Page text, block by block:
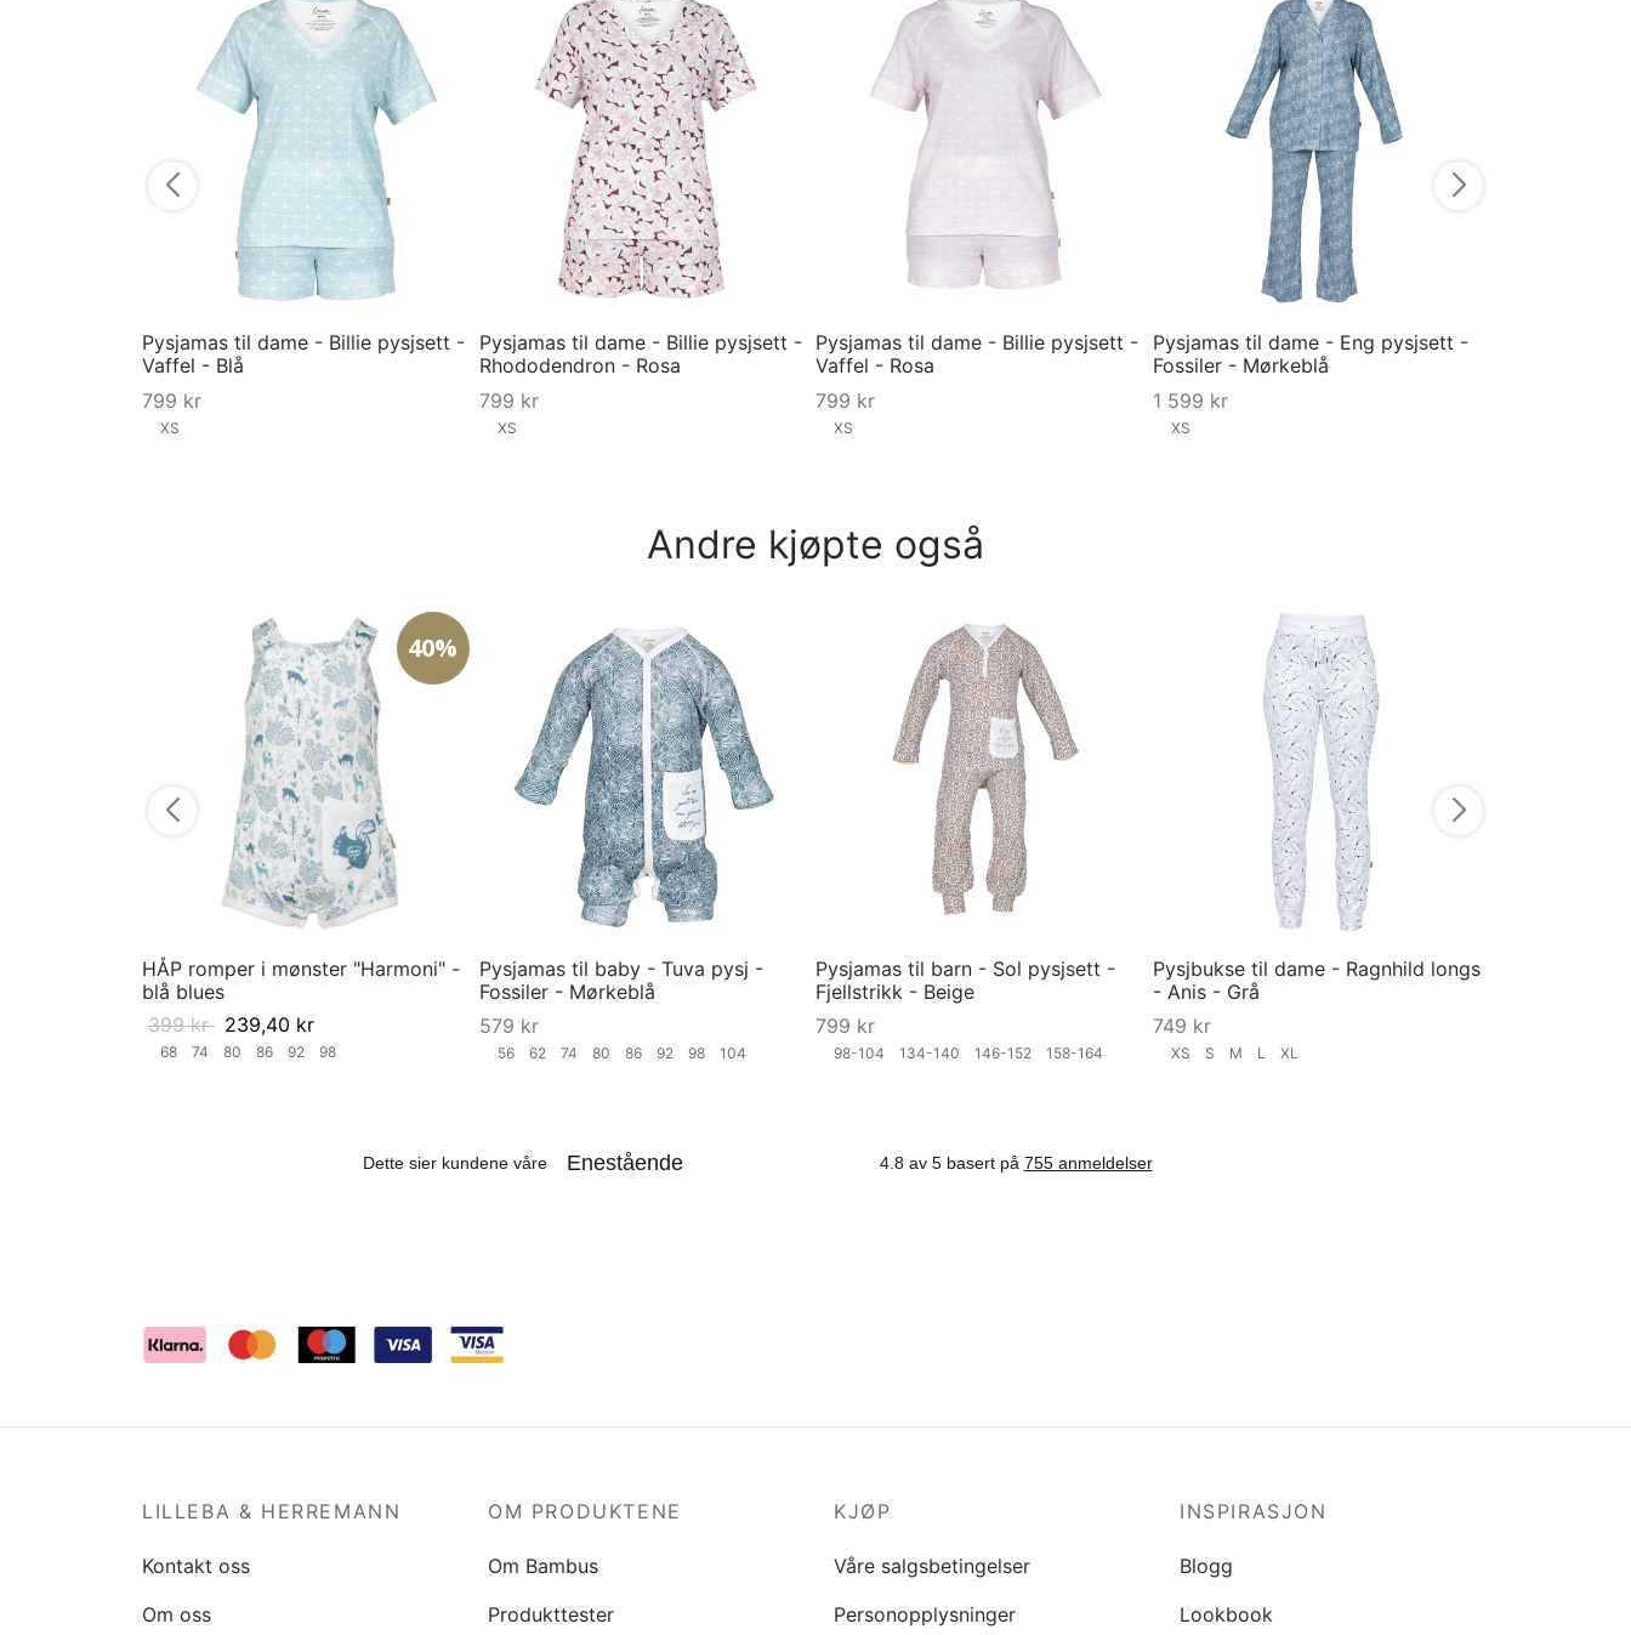
Pysjamas til dame - Billie pysjsett -
Vaffel - Blå
799 kr
XS
Pysjamas til dame - Billie pysjsett -
Rhododendron - Rosa
799 kr
XS
Pysjamas til dame - Billie pysjsett -
Vaffel - Rosa
799 kr
XS
Pysjamas til dame - Eng pysjsett -
Fossiler - Mørkeblå
1 599 kr
XS
Andre kjøpte også
40%
HÅP romper i mønster "Harmoni" -
blå blues
399kr 239,40 kr
68 74 80 86 92 98
Pysjamas til baby - Tuva pysj -
Fossiler - Mørkeblå
579 kr
56 62 74 80 86 92 98 104
Pysjamas til barn - Sol pysjsett -
Fjellstrikk - Beige
799 kr
98-104 134-140 146-152 158-164
Pysjbukse til dame - Ragnhild longs
- Anis - Grå
749 kr
XS S M L XL
LILLEBA & HERREMANN
Kontakt oss
Om oss
OM PRODUKTENE
Om Bambus
Produkttester
KJØP
Våre salgsbetingelser
Personopplysninger
INSPIRASJON
Blogg
Lookbook